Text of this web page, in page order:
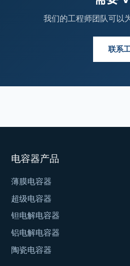
我们的工程师团队可以
联系
电容器产品
薄膜电容器
超级电容器
钽电解电容器
铝电解电容器
陶瓷电容器